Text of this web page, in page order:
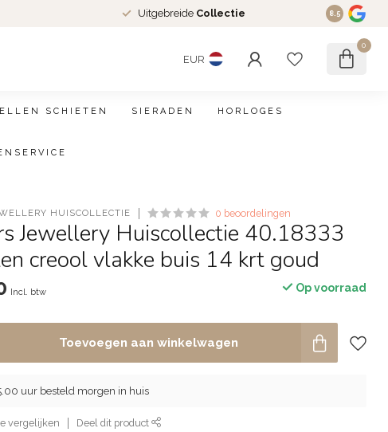
Uitgebreide Collectie 8.5
EUR
0
SCHIETEN SIERADEN HORLOGES
HUISCOLLECTIE 0 beoordelingen
Jewellery Huiscollectie 40.18333
creool vlakke buis 14 krt goud
Incl. btw Op voorraad
Toevoegen aan winkelwagen
uur besteld morgen in huis
vergelijken Deel dit product